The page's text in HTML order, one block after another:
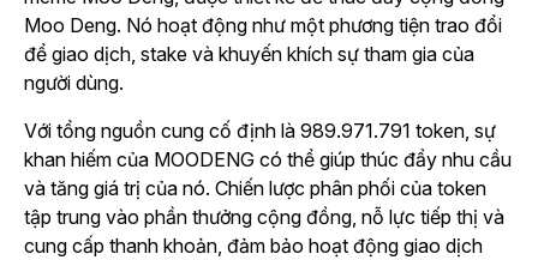
Moo Deng. Nó hoạt động như một phương tiện trao đổi
để giao dịch, stake và khuyến khích sự tham gia của
người dùng.
Với tổng nguồn cung cố định là 989.971.791 token, sự
khan hiếm của MOODENG có thể giúp thúc đẩy nhu cầu
và tăng giá trị của nó. Chiến lược phân phối của token
tập trung vào phần thưởng cộng đồng, nỗ lực tiếp thị và
cung cấp thanh khoản, đảm bảo hoạt động giao dịch